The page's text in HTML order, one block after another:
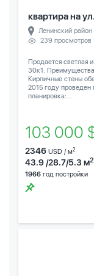
квартира на
Ленинский район
239 просмотров
Продается светлая
30к1.
Кирпичные стены
2015 году проведен
планировка:...
103 000
2346 USD / м2
43.9 /28.7/5.3 м2
1966 год постройки